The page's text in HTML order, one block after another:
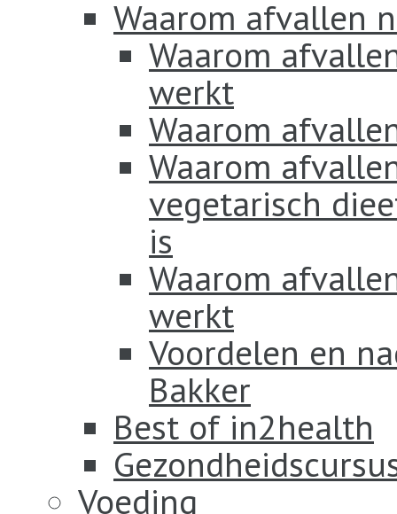
Waarom afvallen
Waarom
werkt
Waarom
Waarom
vegetarisch
is
Waarom
werkt
Voordelen en
Bakker
Best of in2health
Voeding